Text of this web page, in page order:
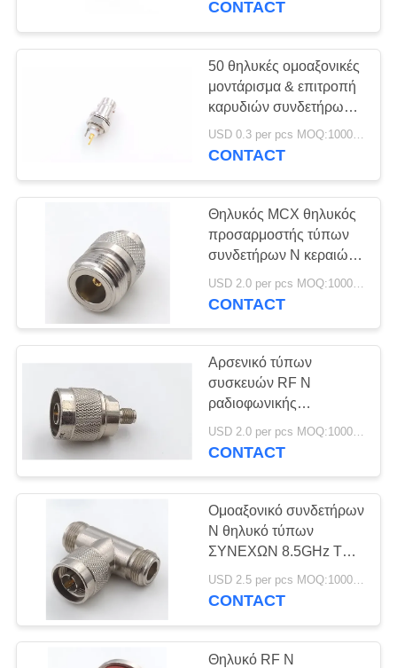
συνδετήρας
επιγραφών
22
Μαγνητικός
συνδετήρας pogo
36
CONTACT
50 θηλυκές ομοαξονικές
μοντάρισμα & επιτροπή
καρυδιών συνδετήρων
ωμ RF BNC που
τοποθετούν με το
USD 0.3 per pcs MOQ:1000pcs
CONTACT
Θηλυκός MCX θηλυκός
προσαρμοστής τύπων
συνδετήρων Ν κεραιών
6GHz RF ομοαξονικός
50 ωμ
CONTACT
Αρσενικό τύπων
συσκευών RF Ν
ραδιοφωνικής
μετάδοσης στο θηλυκό
προσαρμοστή συνεχές
USD 2.0 per pcs MOQ:1000pcs
CONTACT
Ομοαξονικό συνδετήρων
Ν θηλυκό τύπων
ΣΥΝΕΧΩΝ 8.5GHz Τ
RF στο αρσενικό Ν στο
θηλυκό ευθύ
USD 2.5 per pcs MOQ:1000pcs
CONTACT
Θηλυκό RF Ν